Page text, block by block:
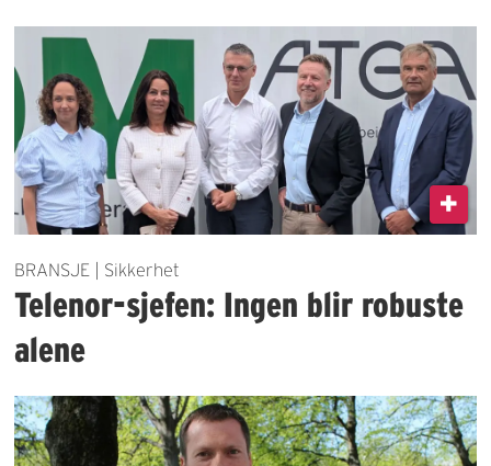
BRANSJE | Sikkerhet
Telenor-sjefen: Ingen blir robuste
alene